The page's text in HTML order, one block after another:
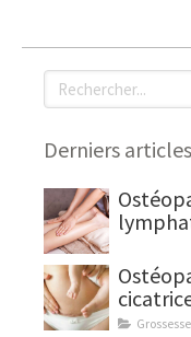
Rechercher
Derniers articles
Grossesse